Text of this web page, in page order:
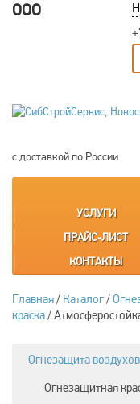
ООО
с доставкой по России
УСЛУГИ
ПРАЙС-ЛИСТ
КОНТАКТЫ
Главная/ Каталог/
краска/
Огнезащита
Огнезащитная